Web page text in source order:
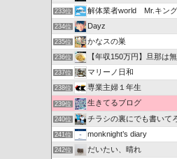
233位 解体業者world Mr.キン
234位 Dayz
235位 かなスの巣
236位 【年収150万円】旦那は
237位 マリーノ日和
238位 専業主婦１年生
239位 生きてるブログ
240位 チラシの裏にでも書いて
241位 monknight’s diary
242位 だいたい、晴れ